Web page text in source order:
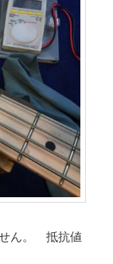
せん。 抵抗値